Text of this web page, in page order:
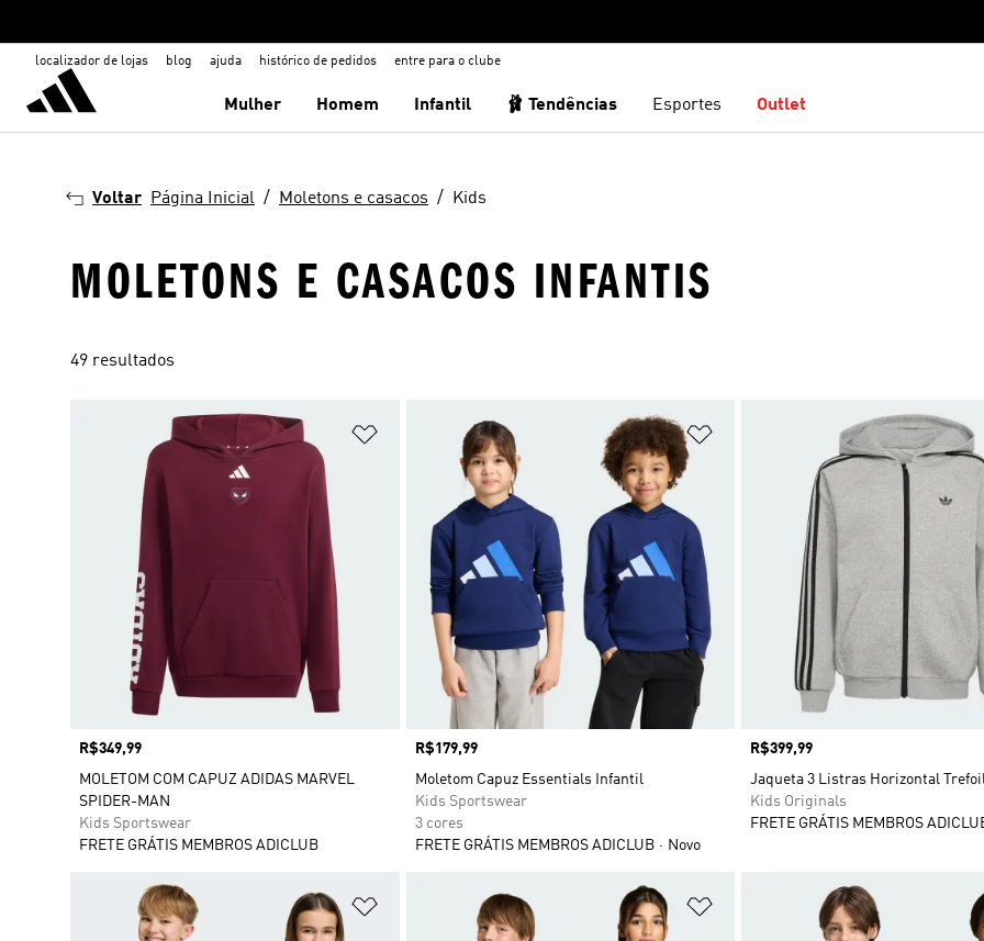
localizador de lojas blog ajuda histórico de pedidos entre para o clube
Mulher Homem Infantil 🩰 Tendências Esportes Outlet
Voltar Página Inicial Moletons e casacos Kids
MOLETONS E CASACOS INFANTIS
49 resultados
Adicionar à Lista de Desejos
Preço
R$349,99
MOLETOM COM CAPUZ ADIDAS MARVEL
SPIDER-MAN
Kids Sportswear
FRETE GRÁTIS MEMBROS ADICLUB
Adicionar à Lista de Desejos
Preço
R$179,99
Moletom Capuz Essentials Infantil
Kids Sportswear
3 cores
FRETE GRÁTIS MEMBROS ADICLUB
Novo
Preço
R$399,99
Jaqueta 3 Listras Horizontal Trefoil
Kids Originals
FRETE GRÁTIS MEMBROS
Adicionar à Lista de Desejos Adicionar à Lista de Desejos